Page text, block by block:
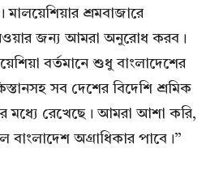
শ্রমবাজারে
জন্য আমরা অনুরোধ করব।
বর্তমানে শুধু বাংলাদেশের
সব দেশের বিদেশি শ্রমিক
মধ্যে রেখেছে। আমরা আশা করি,
বাংলাদেশ অগ্রাধিকার পাবে।”